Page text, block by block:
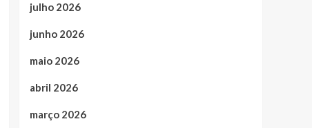
julho 2026
junho 2026
maio 2026
abril 2026
março 2026